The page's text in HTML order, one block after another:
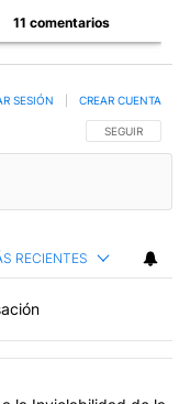
11 comentarios
SIGA ESTA
SEGUIR
SESIÓN CREAR CUENTA
RECIENTES
comentarios en los